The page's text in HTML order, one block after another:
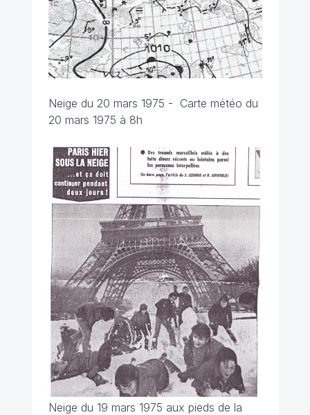
Neige du 20 mars 1975 - Carte météo du
20 mars 1975 à 8h
Neige du 19 mars 1975 aux pieds de la